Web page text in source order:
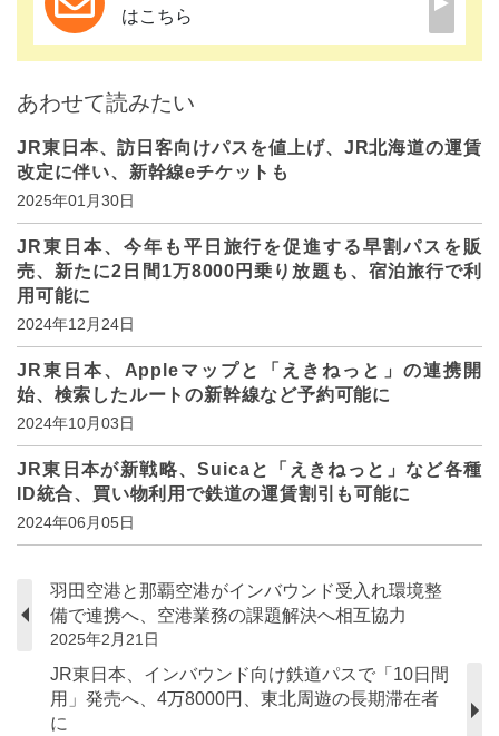
はこちら
あわせて読みたい
JR東日本、訪日客向けパスを値上げ、JR北海道の運賃
改定に伴い、新幹線eチケットも
2025年01月30日
JR東日本、今年も平日旅行を促進する早割パスを販
売、新たに2日間1万8000円乗り放題も、宿泊旅行で利
用可能に
2024年12月24日
JR東日本、Appleマップと「えきねっと」の連携開
始、検索したルートの新幹線など予約可能に
2024年10月03日
JR東日本が新戦略、Suicaと「えきねっと」など各種
ID統合、買い物利用で鉄道の運賃割引も可能に
2024年06月05日
羽田空港と那覇空港がインバウンド受入れ環境整
備で連携へ、空港業務の課題解決へ相互協力
2025年2月21日
JR東日本、インバウンド向け鉄道パスで「10日間
用」発売へ、4万8000円、東北周遊の長期滞在者
に